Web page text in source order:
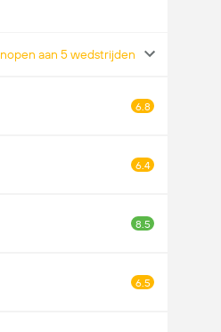
aan 5 wedstrijden
6.8
6.4
8.5
6.5